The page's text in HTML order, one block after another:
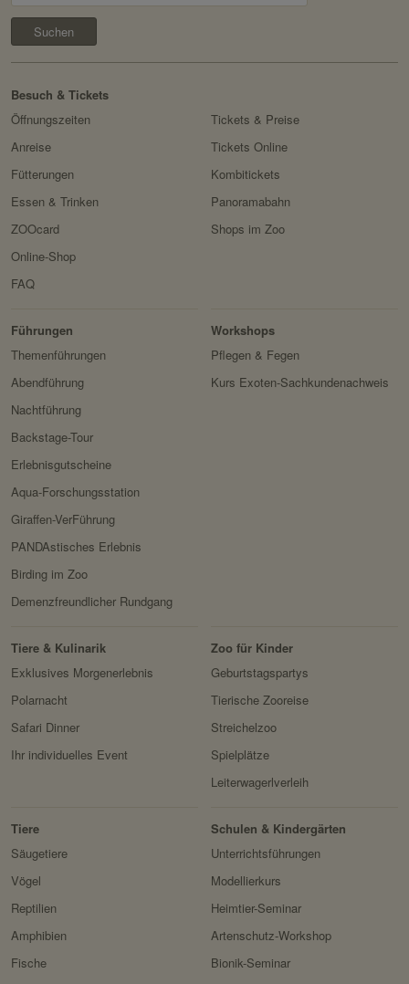
Besuch & Tickets
Öffnungszeiten
Anreise
Fütterungen
Essen & Trinken
ZOOcard
Tickets & Preise
Tickets Online
Kombitickets
Panoramabahn
Shops im Zoo
Online-Shop
FAQ
Zoo
Führungen
Themenführungen
Abendführung
Nachtführung
Backstage-Tour
Erlebnisgutscheine
Aqua-Forschungsstation
Giraffen-VerFührung
PANDAstisches Erlebnis
Birding im Zoo
Demenzfreundlicher Rundgang
Workshops
Pflegen & Fegen
Kurs Exoten-Sachkundenachweis
Tiere & Kulinarik
Exklusives Morgenerlebnis
Polarnacht
Safari Dinner
Ihr individuelles Event
Zoo für Kinder
Geburtstagspartys
Tierische Zooreise
Streichelzoo
Spielplätze
Leiterwagerlverleih
Schulen & Kindergärten
Unterrichtsführungen
Modellierkurs
Heimtier-Seminar
Artenschutz-Workshop
Bionik-Seminar
Tiere
Säugetiere
Vögel
Reptilien
Amphibien
Fische
&
Forschung